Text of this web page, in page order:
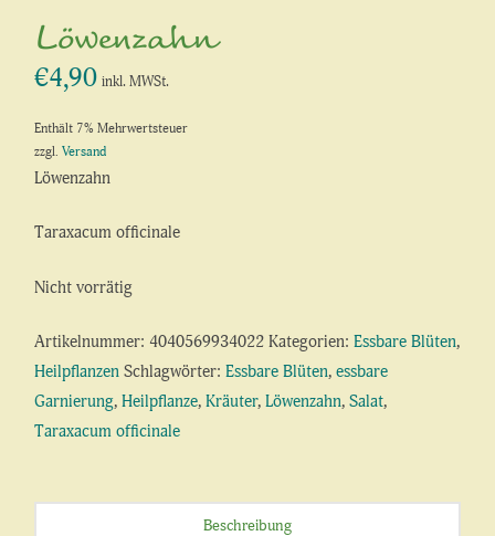
Löwenzahn
€4,90 inkl. MWSt.
Enthält 7% Mehrwertsteuer
zzgl.Versand
Löwenzahn
Taraxacum officinale
Nicht vorrätig
Artikelnummer:4040569934022 Kategorien:Essbare Blüten,
Heilpflanzen Schlagwörter:Essbare Blüten,essbare
Garnierung,Heilpflanze,Kräuter,Löwenzahn,Salat,
Taraxacum officinale
Beschreibung